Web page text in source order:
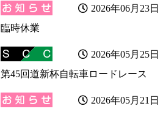
2026年06月23日
臨時休業
2026年05月25日
第45回道新杯自転車ロードレース
2026年05月21日